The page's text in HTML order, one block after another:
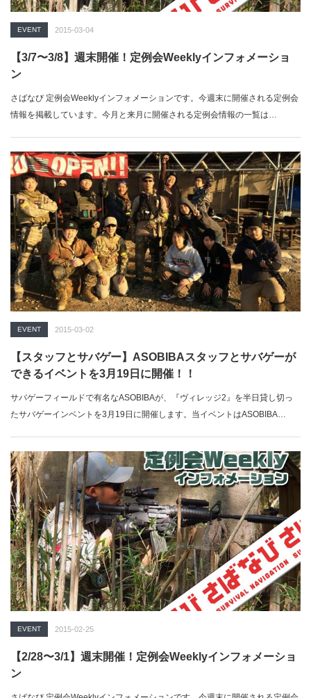
EVENT 2015-03-04
【3/7〜3/8】週末開催！定例会Weeklyインフォメーショ
ン
さばなび 定例会Weeklyインフォメーションです。今週末に開催される定例会
情報を掲載しています。今月と来月に開催される定例会情報の一覧は…
EVENT 2015-03-02
【スタッフとサバゲー】ASOBIBAスタッフとサバゲーが
できるイベントを3月19日に開催！！
サバゲーフィールドで有名なASOBIBAが、『ヴィレッジ2』を半日貸し切っ
たサバゲーインベントを3月19日に開催します。当イベントはASOBIBA…
EVENT 2015-02-25
【2/28〜3/1】週末開催！定例会Weeklyインフォメーショ
ン